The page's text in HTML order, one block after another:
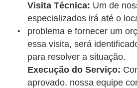
Visita Técnica: Um de
especializados irá até o
problema e fornecer um
essa visita, será
para resolver a situação.
Execução do Serviço:
aprovado, nossa equipe